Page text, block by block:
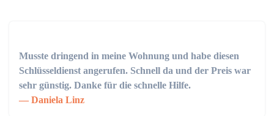
Musste dringend in meine Wohnung und habe diesen
Schlüsseldienst angerufen. Schnell da und der Preis war
sehr günstig. Danke für die schnelle Hilfe.
Daniela Linz